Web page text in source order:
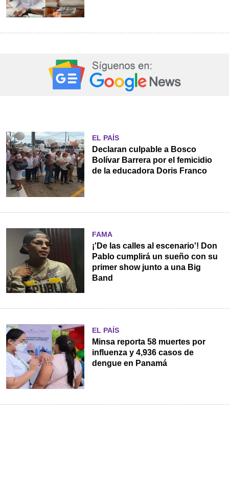
EL PAÍS
Declaran culpable a Bosco
Bolívar Barrera por el femicidio
de la educadora Doris Franco
FAMA
¡'De las calles al escenario'! Don
Pablo cumplirá un sueño con su
primer show junto a una Big
Band
EL PAÍS
Minsa reporta 58 muertes por
influenza y 4,936 casos de
dengue en Panamá